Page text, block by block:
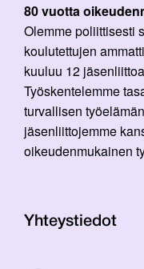
80 vuotta
Olemme poliittisesti
koulutettujen
kuuluu 12
Työskentelemme
turvallisen
jäsenliittojemme
oikeudenmukainen
Yhteystiedot